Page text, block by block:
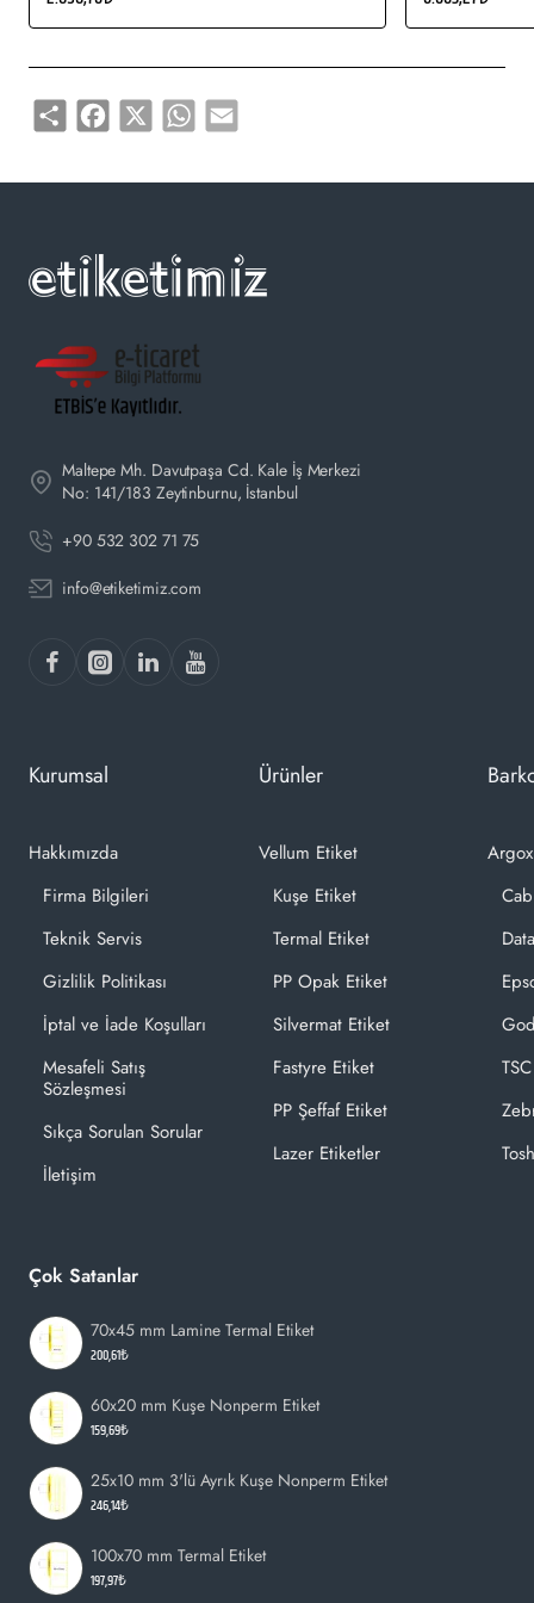
satın alabilirsiniz.
Share Facebook
X WhatsApp
Email
Maltepe Mh. Davutpaşa Cd. Kale İş Merkezi
No: 141/183 Zeytinburnu, İstanbul
+90 532 302 71 75
info@etiketimiz.com
Kurumsal
Hakkımızda
Firma Bilgileri
Teknik Servis
Gizlilik Politikası
İptal ve İade Koşulları
Mesafeli Satış
Sözleşmesi
Sıkça Sorulan Sorular
İletişim
Ürünler
Vellum Etiket
Kuşe Etiket
Termal Etiket
PP Opak Etiket
Silvermat Etiket
Fastyre Etiket
PP Şeffaf Etiket
Lazer Etiketler
Çok Satanlar
70x45 mm Lamine Termal Etiket
200,61₺
60x20 mm Kuşe Nonperm Etiket
159,69₺
25x10 mm 3'lü Ayrık Kuşe Nonperm Etiket
246,14₺
100x70 mm Termal Etiket
197,97₺